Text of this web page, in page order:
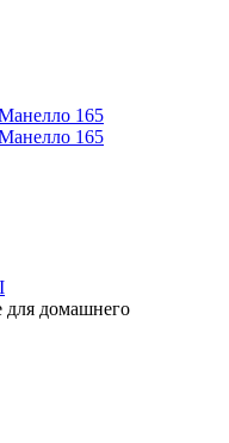
для домашнего